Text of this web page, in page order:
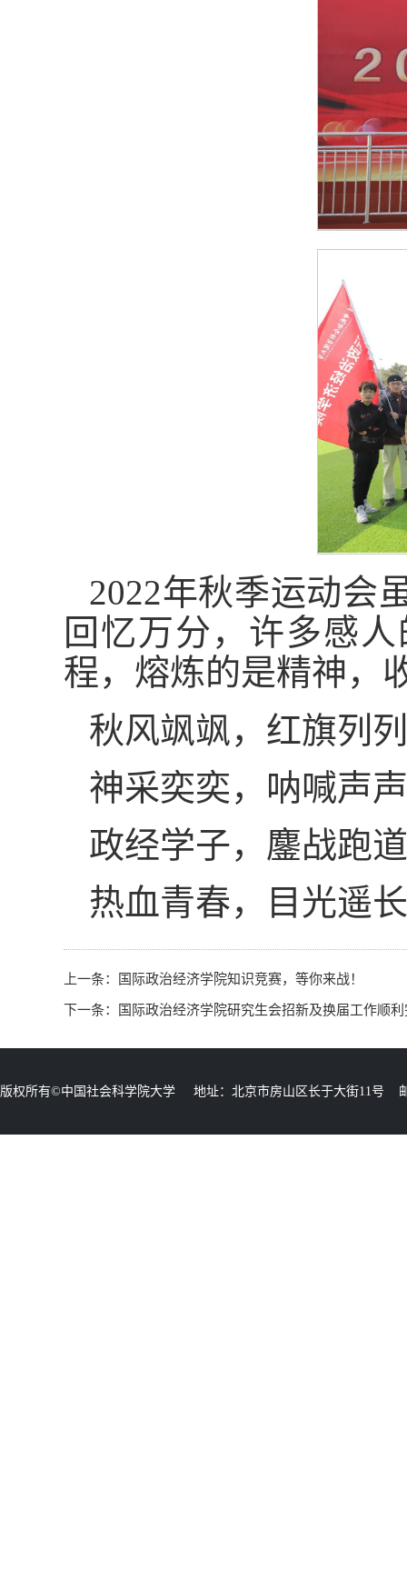
2022年秋季运动会
回忆万分，许多感
程，熔炼的是精神，
秋风飒飒，红旗列
神采奕奕，呐喊声
政经学子，鏖战跑
热血青春，目光遥
上一条： 国际政治经济学院知识竞赛，等你来战！
下一条： 国际政治经济学院研究生会招新及换届工作顺
版权所有©中国社会科学院大学 地址：北京市房山区长于大街11号